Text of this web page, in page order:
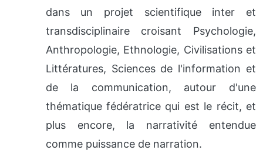
dans un projet scientifique inter et
transdisciplinaire croisant Psychologie,
Anthropologie, Ethnologie, Civilisations et
Littératures, Sciences de l'information et
de la communication, autour d'une
thématique fédératrice qui est le récit, et
plus encore, la narrativité entendue
comme puissance de narration.